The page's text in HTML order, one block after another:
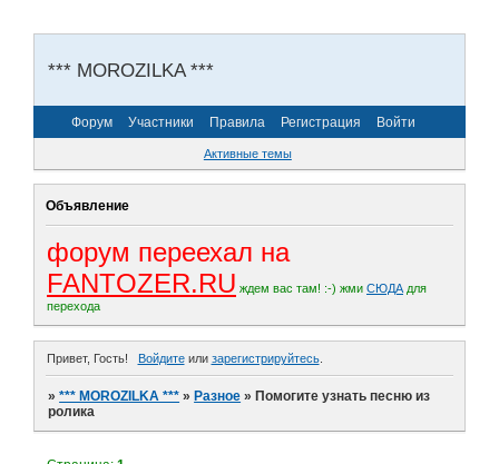
*** MOROZILKA ***
Форум Участники Правила Регистрация Войти
Активные темы
Объявление
форум переехал на
FANTOZER.RU ждем вас там! :-) жми СЮДА для
перехода
Привет, Гость! Войдитеили зарегистрируйтесь.
»*** MOROZILKA *** » Разное » Помогите узнать песню из
ролика